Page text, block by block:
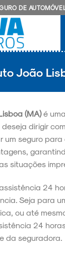
DE AUTOMÓVEL
João
(MA)é
dirigir
seguro para
situações
24
Seja para
ou até
24
da seguradora.